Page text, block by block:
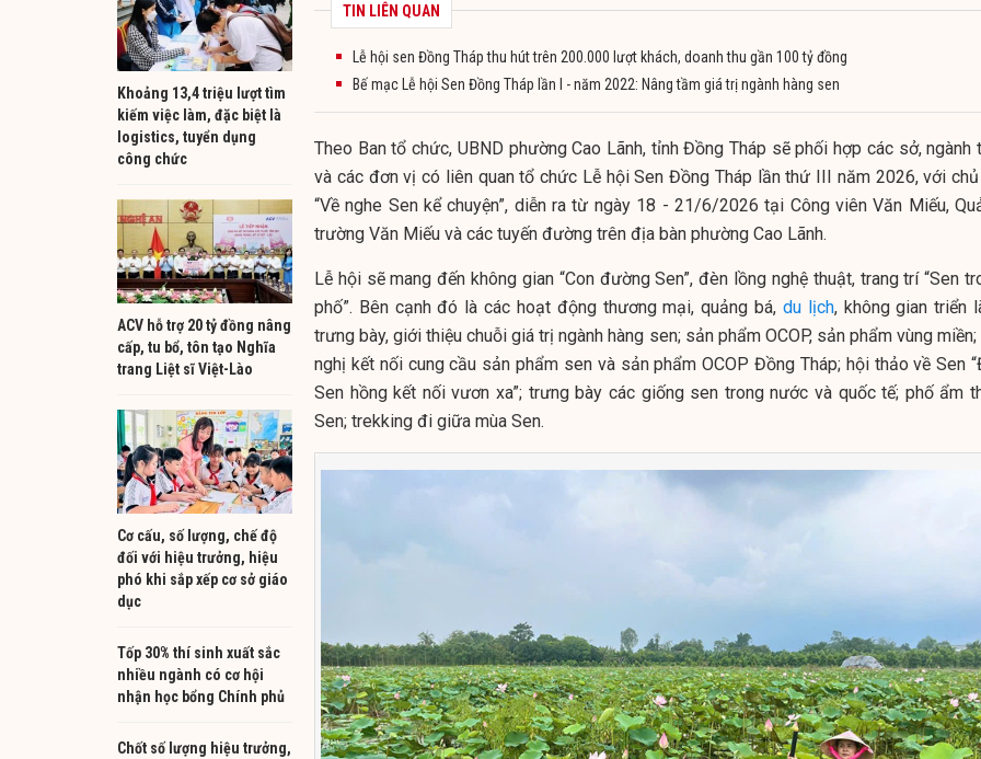
Khoảng 13,4 triệu lượt tìm
kiếm việc làm, đặc biệt là
logistics, tuyển dụng
công chức
ACV hỗ trợ 20 tỷ đồng nâng
cấp, tu bổ, tôn tạo Nghĩa
trang Liệt sĩ Việt-Lào
Cơ cấu, số lượng, chế độ
đối với hiệu trưởng, hiệu
phó khi sắp xếp cơ sở giáo
dục
Tốp 30% thí sinh xuất sắc
nhiều ngành có cơ hội
nhận học bổng Chính phủ
Chốt số lượng hiệu trưởng,
TIN LIÊN QUAN
Lễ hội sen Đồng Tháp thu hút trên 200.000 lượt khách, doanh thu gần 100 tỷ đồng
Bế mạc Lễ hội Sen Đồng Tháp lần I - năm 2022: Nâng tầm giá trị ngành hàng sen
Theo Ban tổ chức, UBND phường Cao Lãnh, tỉnh Đồng Tháp sẽ phối hợp các sở, ngành
và các đơn vị có liên quan tổ chức Lễ hội Sen Đồng Tháp lần thứ III năm 2026, với
“Về nghe Sen kể chuyện”, diễn ra từ ngày 18 - 21/6/2026 tại Công viên Văn Miếu,
trường Văn Miếu và các tuyến đường trên địa bàn phường Cao Lãnh.
Lễ hội sẽ mang đến không gian “Con đường Sen”, đèn lồng nghệ thuật, trang trí “Sen
phố”. Bên cạnh đó là các hoạt động thương mại, quảng bá, du lịch, không gian triển
trưng bày, giới thiệu chuỗi giá trị ngành hàng sen; sản phẩm OCOP, sản phẩm vùng miền;
nghị kết nối cung cầu sản phẩm sen và sản phẩm OCOP Đồng Tháp; hội thảo về Sen
Sen hồng kết nối vươn xa”; trưng bày các giống sen trong nước và quốc tế; phố ẩm
Sen; trekking đi giữa mùa Sen.